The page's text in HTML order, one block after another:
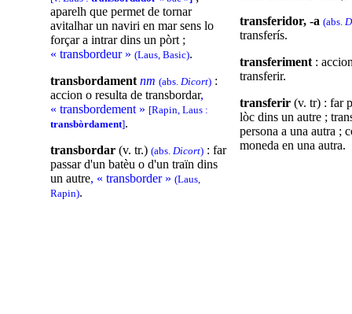
aparelh que permet de tornar
avitalhar un naviri en mar sens lo
forçar a intrar dins un pòrt ;
« transbordeur » (Laus, Basic).
transbordament nm (abs. Dicort) :
accion o resulta de transbordar,
« transbordement » [Rapin, Laus :
transbòrdament].
transbordar (v. tr.) (abs. Dicort) : far
passar d'un batèu o d'un traïn dins
un autre, « transborder » (Laus,
Rapin).
transferidor, -a (abs.
transferís.
transferiment :
transferir.
transferir (v. tr) : far
lòc dins un autre ;
persona a una autra ;
moneda en una autra.